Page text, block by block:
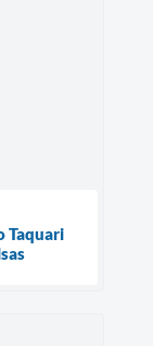
Taquari